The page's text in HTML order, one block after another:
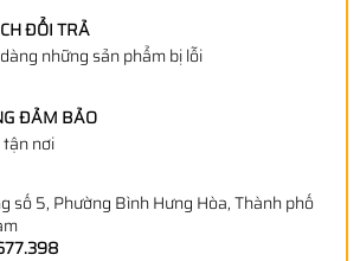
ĐỔI TRẢ
những sản phẩm bị lỗi
ĐẢM BẢO
tận nơi
số 5, Phường Bình Hưng Hòa, Thành phố